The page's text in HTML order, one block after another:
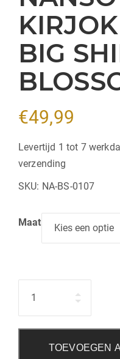
BIG
€49,99
Levertijd 1 tot 7
verzending
SKU: NA-BS-0107
Maat
TOEVOEGEN